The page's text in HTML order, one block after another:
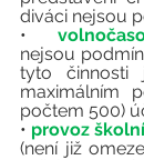
diváci nejsou
•
nejsou
tyto činnosti
maximálním
počtem 500)
• provoz
(není již